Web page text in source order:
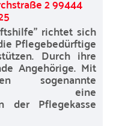
richtet sich
Pflegebedürftige
Durch ihre
Angehörige. Mit
sogenannte
eine
der Pflegekasse